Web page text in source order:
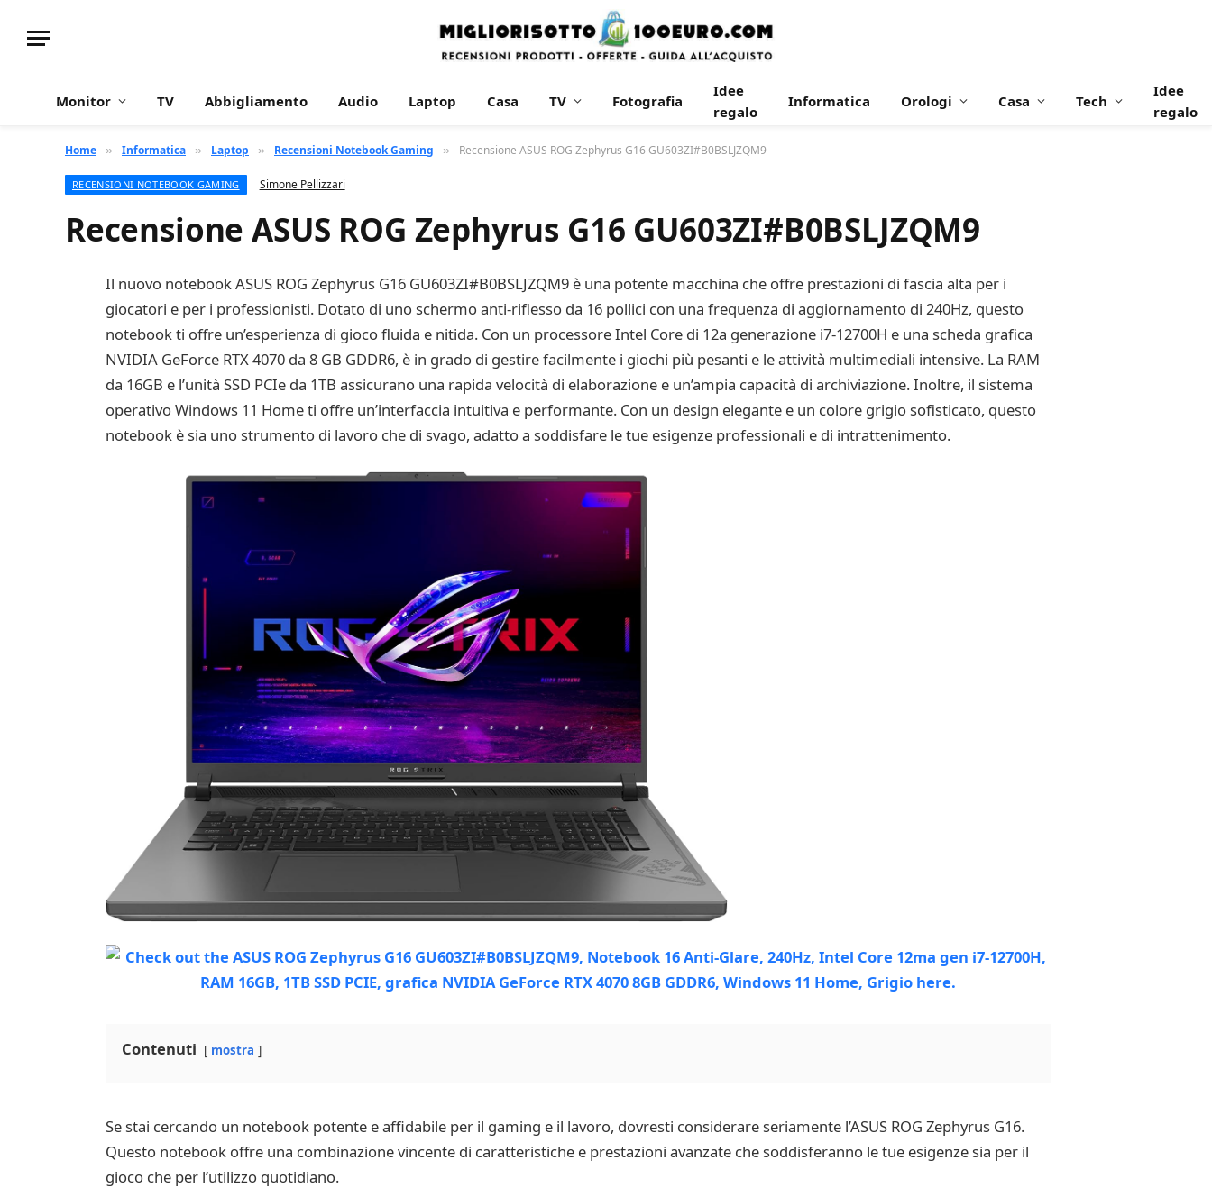
Monitor TV Abbigliamento Audio Laptop Casa TV Fotografia
Idee
regalo
Informatica Orologi Casa Tech
Idee
regalo
Home » Informatica » Laptop » Recensioni Notebook Gaming » Recensione ASUS ROG Zephyrus G16 GU603ZI#B0BSLJZQM9
RECENSIONI NOTEBOOK GAMING Simone Pellizzari
Recensione ASUS ROG Zephyrus G16 GU603ZI#B0BSLJZQM9
Il nuovo notebook ASUS ROG Zephyrus G16 GU603ZI#B0BSLJZQM9 è una potente macchina che offre prestazioni di fascia alta per i
giocatori e per i professionisti. Dotato di uno schermo anti-riflesso da 16 pollici con una frequenza di aggiornamento di 240Hz, questo
notebook ti offre un’esperienza di gioco fluida e nitida. Con un processore Intel Core di 12a generazione i7-12700H e una scheda grafica
NVIDIA GeForce RTX 4070 da 8 GB GDDR6, è in grado di gestire facilmente i giochi più pesanti e le attività multimediali intensive. La RAM
da 16GB e l’unità SSD PCIe da 1TB assicurano una rapida velocità di elaborazione e un’ampia capacità di archiviazione. Inoltre, il sistema
operativo Windows 11 Home ti offre un’interfaccia intuitiva e performante. Con un design elegante e un colore grigio sofisticato, questo
notebook è sia uno strumento di lavoro che di svago, adatto a soddisfare le tue esigenze professionali e di intrattenimento.
Contenuti mostra
Se stai cercando un notebook potente e affidabile per il gaming e il lavoro, dovresti considerare seriamente l’ASUS ROG Zephyrus G16.
Questo notebook offre una combinazione vincente di caratteristiche e prestazioni avanzate che soddisferanno le tue esigenze sia per il
gioco che per l’utilizzo quotidiano.